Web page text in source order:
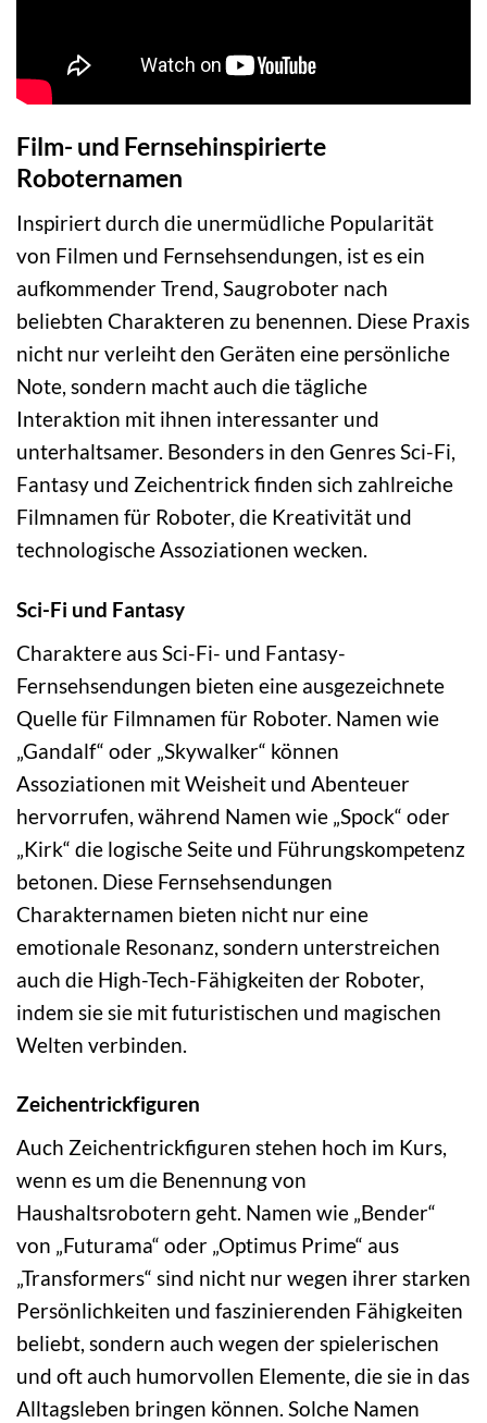
Film- und Fernsehinspirierte
Roboternamen
Inspiriert durch die unermüdliche Popularität
von Filmen und Fernsehsendungen, ist es ein
aufkommender Trend, Saugroboter nach
beliebten Charakteren zu benennen. Diese Praxis
nicht nur verleiht den Geräten eine persönliche
Note, sondern macht auch die tägliche
Interaktion mit ihnen interessanter und
unterhaltsamer. Besonders in den Genres Sci-Fi,
Fantasy und Zeichentrick finden sich zahlreiche
Filmnamen für Roboter, die Kreativität und
technologische Assoziationen wecken.
Sci-Fi und Fantasy
Charaktere aus Sci-Fi- und Fantasy-
Fernsehsendungen bieten eine ausgezeichnete
Quelle für Filmnamen für Roboter. Namen wie
„Gandalf“ oder „Skywalker“ können
Assoziationen mit Weisheit und Abenteuer
hervorrufen, während Namen wie „Spock“ oder
„Kirk“ die logische Seite und Führungskompetenz
betonen. Diese Fernsehsendungen
Charakternamen bieten nicht nur eine
emotionale Resonanz, sondern unterstreichen
auch die High-Tech-Fähigkeiten der Roboter,
indem sie sie mit futuristischen und magischen
Welten verbinden.
Zeichentrickfiguren
Auch Zeichentrickfiguren stehen hoch im Kurs,
wenn es um die Benennung von
Haushaltsrobotern geht. Namen wie „Bender“
von „Futurama“ oder „Optimus Prime“ aus
„Transformers“ sind nicht nur wegen ihrer starken
Persönlichkeiten und faszinierenden Fähigkeiten
beliebt, sondern auch wegen der spielerischen
und oft auch humorvollen Elemente, die sie in das
Alltagsleben bringen können. Solche Namen